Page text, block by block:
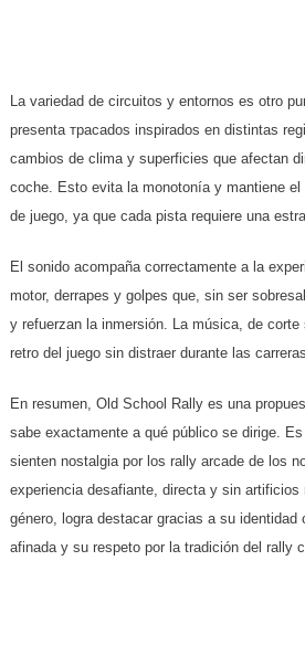
La variedad de circuitos y entornos es otro
presenta трасados inspirados en distintas
cambios de clima y superficies que afectan
coche. Esto evita la monotonía y mantiene
de juego, ya que cada pista requiere una
El sonido acompaña correctamente a la
motor, derrapes y golpes que, sin ser
y refuerzan la inmersión. La música, de
retro del juego sin distraer durante las carreras.
En resumen, Old School Rally es una
sabe exactamente a qué público se dirige.
sienten nostalgia por los rally arcade de los
experiencia desafiante, directa y sin artificios
género, logra destacar gracias a su identidad
afinada y su respeto por la tradición del rally